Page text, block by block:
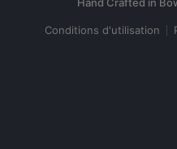
Conditions d'utilisation